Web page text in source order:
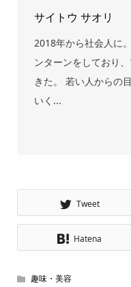
サイトウ サオリ
2018年から社会人に
ンターンをしており
きた。 若い人からの
いく...
Tweet
Hatena
趣味・美容